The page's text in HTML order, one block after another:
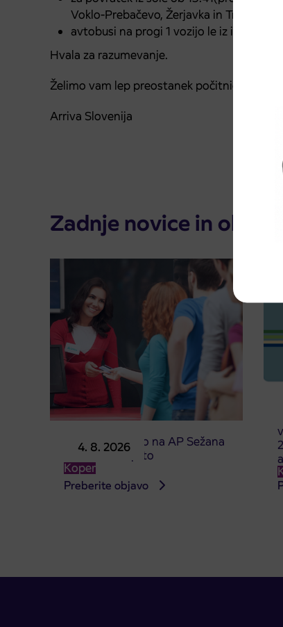
Voklo-Prebačevo, Žerjavka in Trboje,
avtobusi na progi 1 vozijo le iz in do
Hvala za razumevanje.
Želimo vam lep preostanek počitnic.
Arriva Slovenija
Zadnje novice in
4. 8. 2026
Prodajno mesto na AP Sežana
4. 8. 2026 zaprto
Koper
Preberite objavo